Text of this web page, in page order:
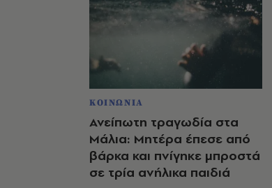
ΚΟΙΝΩΝΙΑ
Ανείπωτη τραγωδία στα
Μάλια: Μητέρα έπεσε από
βάρκα και πνίγηκε μπροστά
σε τρία ανήλικα παιδιά